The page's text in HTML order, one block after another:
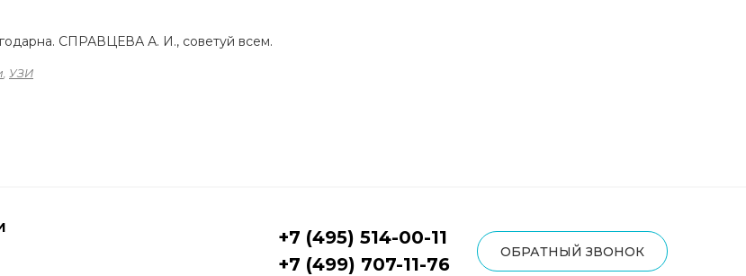
СПРАВЦЕВА А. И., советуй всем.
, УЗИ
+7 (495) 514-00-11
+7 (499) 707-11-76
ОБРАТНЫЙ ЗВОНОК